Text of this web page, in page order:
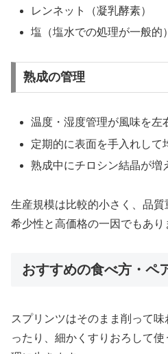
レンネット（凝乳酵素）
塩（塩水での処理が一般的）
熟成の管理
温度・湿度管理が風味を左
定期的に表面を手入れして
熟成中にチロシン結晶が増
生産規模は比較的小さく、品
希少性と高価格の一因でもあり
おすすめの食べ方・ペ
スプリンツはそのまま削って
ったり、細かくすりおろして